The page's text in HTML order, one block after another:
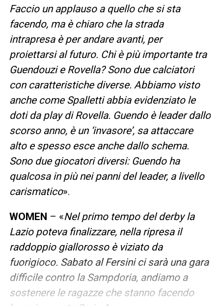
Faccio un applauso a quello che si sta
facendo, ma è chiaro che la strada
intrapresa è per andare avanti, per
proiettarsi al futuro. Chi è più importante tra
Guendouzi e Rovella? Sono due calciatori
con caratteristiche diverse. Abbiamo visto
anche come Spalletti abbia evidenziato le
doti da play di Rovella. Guendo è leader dallo
scorso anno, è un ‘invasore’, sa attaccare
alto e spesso esce anche dallo schema.
Sono due giocatori diversi: Guendo ha
qualcosa in più nei panni del leader, a livello
carismatico».
WOMEN – «Nel primo tempo del derby la
Lazio poteva finalizzare, nella ripresa il
raddoppio giallorosso è viziato da
fuorigioco. Sabato al Fersini ci sarà una gara
difficile contro la Sampdoria, andiamo a
sostenere le ragazze che stanno facendo